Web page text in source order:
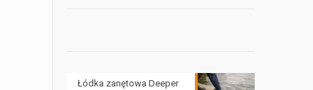
Łódka zanętowa Deeper